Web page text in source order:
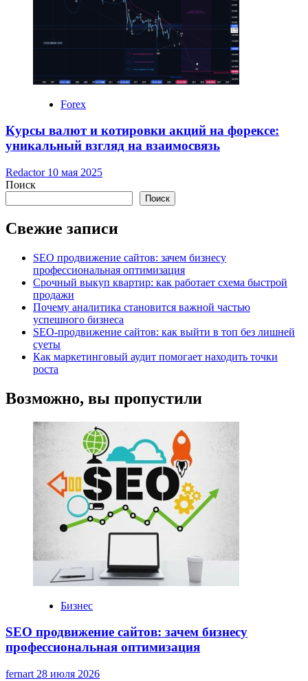
Forex
Курсы валют и котировки акций на форексе:
уникальный взгляд на взаимосвязь
Redactor 10 мая 2025
Поиск
Поиск
Свежие записи
SEO продвижение сайтов: зачем бизнесу
профессиональная оптимизация
Срочный выкуп квартир: как работает схема быстрой
продажи
Почему аналитика становится важной частью
успешного бизнеса
SEO-продвижение сайтов: как выйти в топ без лишней
суеты
Как маркетинговый аудит помогает находить точки
роста
Возможно, вы пропустили
Бизнес
SEO продвижение сайтов: зачем бизнесу
профессиональная оптимизация
fernart 28 июля 2026